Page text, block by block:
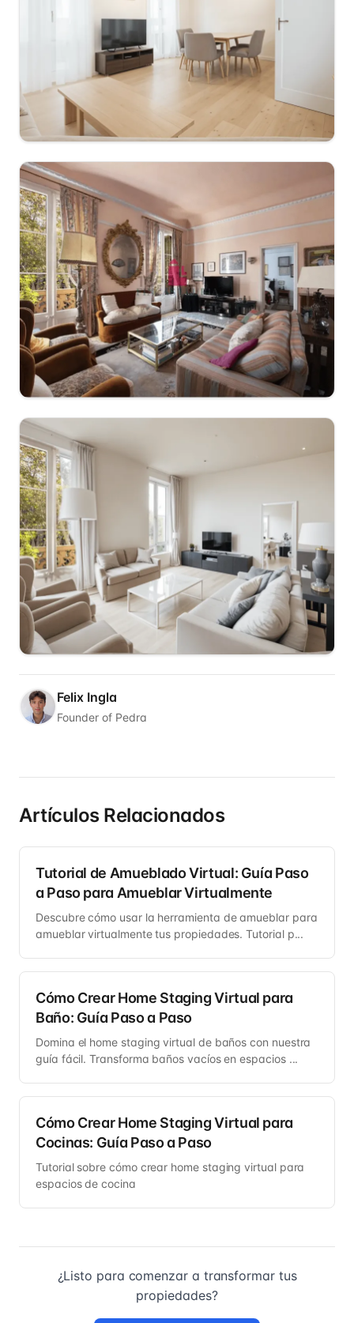
Felix Ingla
Founder of Pedra
Artículos Relacionados
Tutorial de Amueblado Virtual: Guía Paso
a Paso para Amueblar Virtualmente
Descubre cómo usar la herramienta de amueblar para
amueblar virtualmente tus propiedades. Tutorial p...
Cómo Crear Home Staging Virtual para
Baño: Guía Paso a Paso
Domina el home staging virtual de baños con nuestra
guía fácil. Transforma baños vacíos en espacios ...
Cómo Crear Home Staging Virtual para
Cocinas: Guía Paso a Paso
Tutorial sobre cómo crear home staging virtual para
espacios de cocina
¿Listo para comenzar a transformar tus
propiedades?